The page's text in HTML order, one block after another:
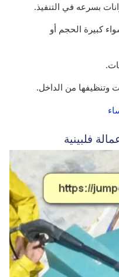
بسرعه في التنفيذ.
كبيرة الحجم أو
وتنظيفها من الداخل.
فلبينية